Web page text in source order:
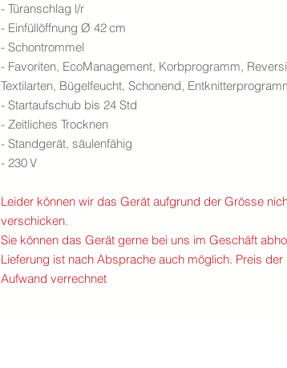
- Türanschlag l/r
- Einfüllöffnung Ø 42 cm
- Schontrommel
- Favoriten, EcoManagement, Korbprogramm,
Textilarten, Bügelfeucht, Schonend,
- Startaufschub bis 24 Std
- Zeitliches Trocknen
- Standgerät, säulenfähig
- 230 V
Leider können wir das Gerät aufgrund der Grösse
verschicken.
Sie können das Gerät gerne bei uns im Geschäft
Lieferung ist nach Absprache auch möglich. Preis
Aufwand verrechnet